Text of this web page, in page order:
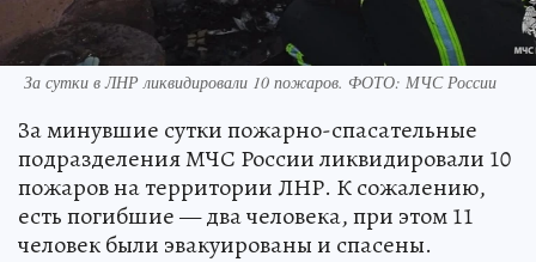
За сутки в ЛНР ликвидировали 10 пожаров. ФОТО: МЧС России
За минувшие сутки пожарно-спасательные
подразделения МЧС России ликвидировали 10
пожаров на территории ЛНР. К сожалению,
есть погибшие — два человека, при этом 11
человек были эвакуированы и спасены.